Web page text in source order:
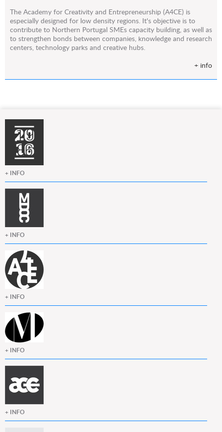
The Academy for Creativity and Entrepreneurship (A4CE) is
especially designed for low density regions. It's objective is to
contribute to Northern Portugal SMEs capacity building, as well as
to strengthen bonds between companies, knowledge and research
centers, technology parks and creative hubs.
+ info
+ INFO
+ INFO
+ INFO
+ INFO
+ INFO